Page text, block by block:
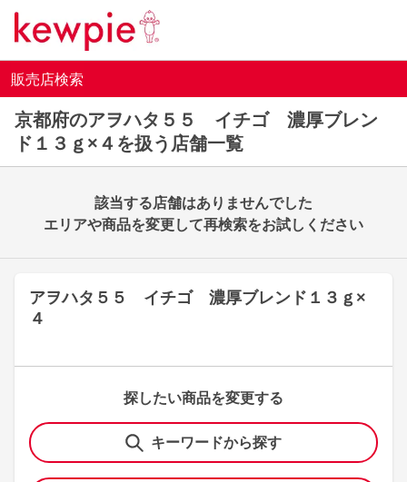
販売店検索
京都府のアヲハタ５５ イチゴ 濃厚ブレン
ド１３ｇ×４を扱う店舗一覧
アヲハタ５５ イチゴ 濃厚ブレンド１３ｇ×
４
探したい商品を変更する
キーワードから探す
該当する店舗はありませんでした
エリアや商品を変更して再検索をお試しください